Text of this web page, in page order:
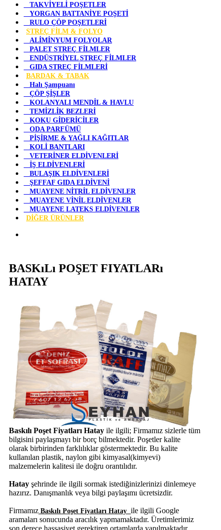
TAKVİYELİ POŞETLER
YORGAN BATTANİYE POŞETİ
RULO ÇÖP POŞETLERİ
STREÇ FİLM & FOLYO
ALİMİNYUM FOLYOLAR
PALET STREÇ FİLMLER
ENDÜSTRİYEL STREÇ FİLMLER
GIDA STREÇ FİLMLERİ
BARDAK & TABAK
Halı Şampuanı
ÇÖP ŞİŞLER
KOLANYALI MENDİL & HAVLU
TEMİZLİK BEZLERİ
KOKU GİDERİCİLER
ODA PARFÜMÜ
PİŞİRME & YAĞLI KAĞITLAR
KOLİ BANTLARI
VETERİNER ELDİVENLERİ
İŞ ELDİVENLERİ
BULAŞIK ELDİVENLERİ
ŞEFFAF GIDA ELDİVENİ
MUAYENE NİTRİL ELDİVENLER
MUAYENE VİNİL ELDİVENLER
MUAYENE LATEKS ELDİVENLER
DİĞER ÜRÜNLER
BASKıLı POŞET FIYATLARı
HATAY
Baskılı Poşet Fiyatları Hatay ile ilgili; Firmamız sizlerle tüm
bilgisini paylaşmayı bir borç bilmektedir. Poşetler kalite
olarak birbirinden farklılıklar göstermektedir. Bu kalite
kullanılan plastik, naylon gibi kimyasal(kimyevi)
malzemelerin kalitesi ile doğru orantılıdır.
Hatay şehrinde ile ilgili sormak istediğinizlerinizi dinlemeye
hazırız. Danışmanlık veya bilgi paylaşımı ücretsizdir.
Firmamız Baskılı Poşet Fiyatları Hatay ile ilgili Google
aramaları sonucunda aracılık yapmamaktadır. Üretimlerimiz